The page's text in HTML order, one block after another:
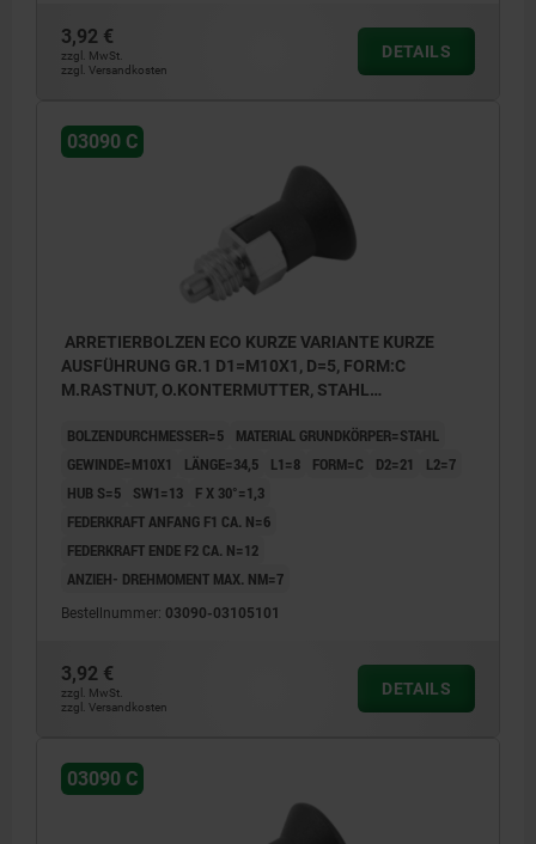
3,92 €
zzgl. MwSt.
zzgl. Versandkosten
DETAILS
03090 C
ARRETIERBOLZEN ECO KURZE VARIANTE KURZE
AUSFÜHRUNG GR.1 D1=M10X1, D=5, FORM:C
M.RASTNUT, O.KONTERMUTTER, STAHL
SCHWARZGRAU RAL7021
BOLZENDURCHMESSER=5
MATERIAL GRUNDKÖRPER=STAHL
GEWINDE=M10X1
LÄNGE=34,5 L1=8 FORM=C D2=21
L2=7
HUB S=5
SW1=13
F X 30°=1,3
FEDERKRAFT ANFANG F1 CA. N=6
FEDERKRAFT ENDE F2 CA. N=12
ANZIEH- DREHMOMENT MAX. NM=7
Bestellnummer: 03090-03105101
3,92 €
zzgl. MwSt.
zzgl. Versandkosten
DETAILS
03090 C